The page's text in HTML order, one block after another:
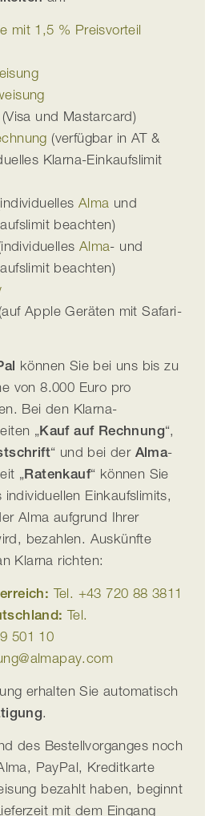
mit 1,5 % Preisvorteil
(Visa und Mastarcard)
(verfügbar in AT &
Klarna-Einkaufslimit
Alma und
beachten)
Alma- und
beachten)
(auf Apple Geräten mit Safari-
können Sie bei uns bis zu
von 8.000 Euro pro
Bei den Klarna-
„Kauf auf Rechnung“,
“ und bei der Alma-
„Ratenkauf“ können Sie
Einkaufslimits,
Alma aufgrund Ihrer
bezahlen. Auskünfte
Klarna richten:
Tel. +43 720 88 3811
Tel.
501 10
erhalten Sie automatisch
.
des Bestellvorganges noch
PayPal, Kreditkarte
bezahlt haben, beginnt
mit dem Eingang